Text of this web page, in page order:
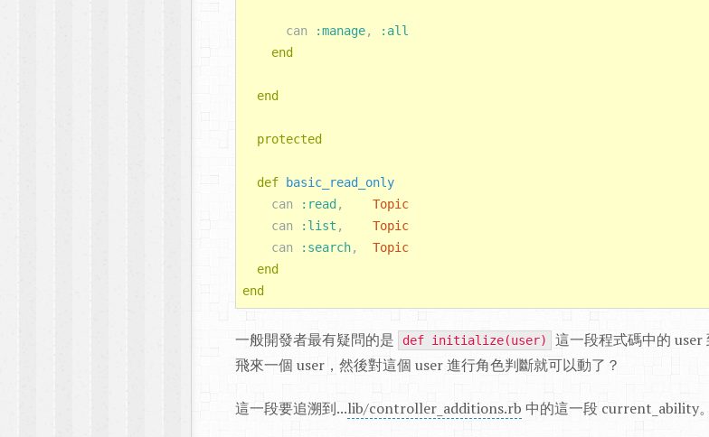
can :manage,
:all
end
end
protected
def
basic_read_only
can
:read ,
Topic
can
:list ,
Topic
can
:search,
Topic
end
end
一般開發者最有疑問的是 def initialize(user)
這一段程式碼中的
飛來一個 user，然後對這個 user 進行角色判斷就可以動了？
這一段要追溯到...lib/controller_additions.rb 中的這一段 current_ability。